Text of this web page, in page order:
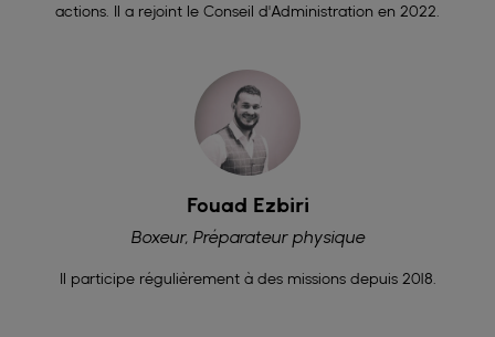
actions. Il a rejoint le Conseil d'Administration en 2022.
Fouad Ezbiri
Boxeur, Préparateur physique
Il participe régulièrement à des missions depuis 2018.